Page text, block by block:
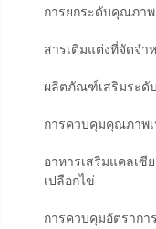
การยกระดับคุณภา
สารเติมแต่งที่จัดจำ
ผลิตภัณฑ์เสริมระดั
การควบคุมคุณภาพ
อาหารเสริมแคลเ
เปลือกไข่
การควบคุมอัตรากา